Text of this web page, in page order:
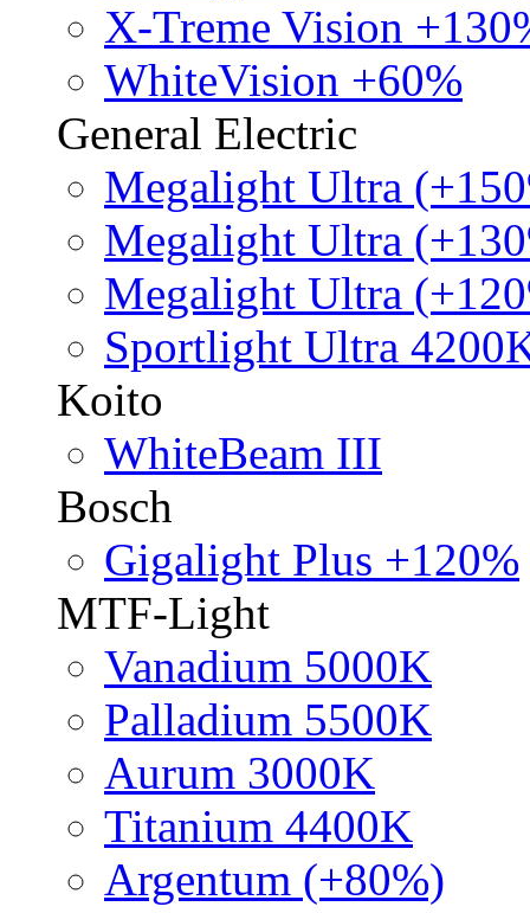
X-Treme Vision
WhiteVision +60%
General Electric
Megalight Ultra
Megalight Ultra
Megalight Ultra
Sportlight Ultra
Koito
WhiteBeam III
Bosch
Gigalight Plus +120%
MTF-Light
Vanadium 5000K
Palladium 5500K
Aurum 3000K
Titanium 4400K
Argentum (+80%)